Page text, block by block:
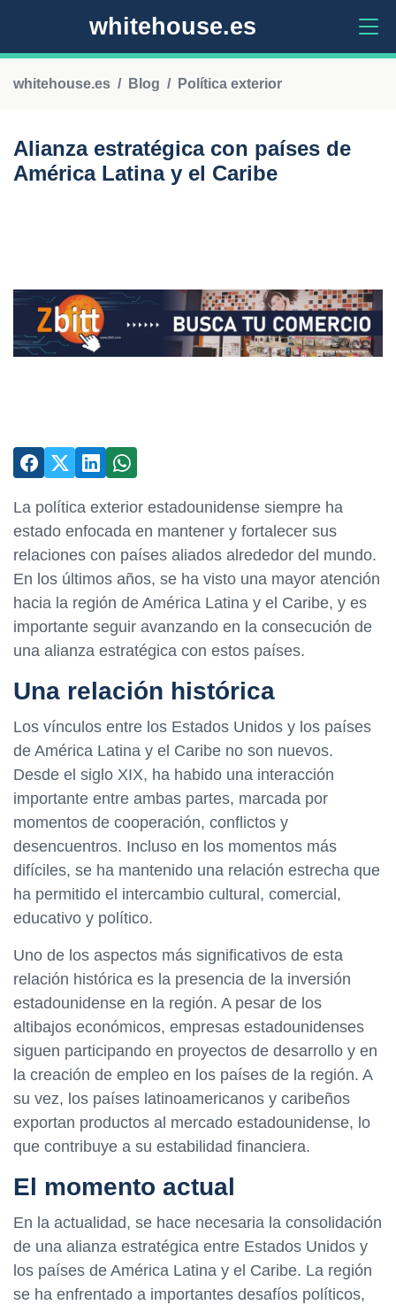
whitehouse.es
whitehouse.es Blog Política exterior
Alianza estratégica con países de
América Latina y el Caribe
La política exterior estadounidense siempre ha
estado enfocada en mantener y fortalecer sus
relaciones con países aliados alrededor del mundo.
En los últimos años, se ha visto una mayor atención
hacia la región de América Latina y el Caribe, y es
importante seguir avanzando en la consecución de
una alianza estratégica con estos países.
Una relación histórica
Los vínculos entre los Estados Unidos y los países
de América Latina y el Caribe no son nuevos.
Desde el siglo XIX, ha habido una interacción
importante entre ambas partes, marcada por
momentos de cooperación, conflictos y
desencuentros. Incluso en los momentos más
difíciles, se ha mantenido una relación estrecha que
ha permitido el intercambio cultural, comercial,
educativo y político.
Uno de los aspectos más significativos de esta
relación histórica es la presencia de la inversión
estadounidense en la región. A pesar de los
altibajos económicos, empresas estadounidenses
siguen participando en proyectos de desarrollo y en
la creación de empleo en los países de la región. A
su vez, los países latinoamericanos y caribeños
exportan productos al mercado estadounidense, lo
que contribuye a su estabilidad financiera.
El momento actual
En la actualidad, se hace necesaria la consolidación
de una alianza estratégica entre Estados Unidos y
los países de América Latina y el Caribe. La región
se ha enfrentado a importantes desafíos políticos,